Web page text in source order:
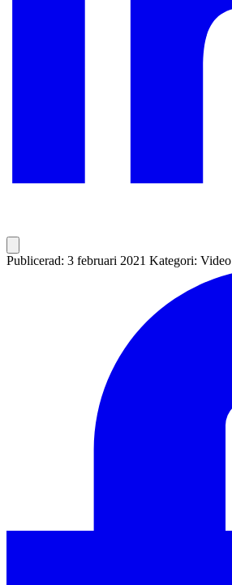
Publicerad: 3 februari 2021 Kategori: Video